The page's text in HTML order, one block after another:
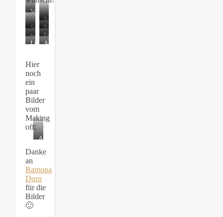
Vollmondnacht
mit
Neuschnee
Sonnenaufgang
Sonnenaufgang
Panzerpflanzen
wagemutige
Schlittschuhläufer
Feuerspiele
Lichtspiele
Atem
Hier
noch
ein
paar
Bilder
vom
Making
off:
Auf
Eis
Danke
an
Ramona
Dorn
für die
Bilder
🙂